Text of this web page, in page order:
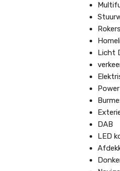
Licht
DAB
LED